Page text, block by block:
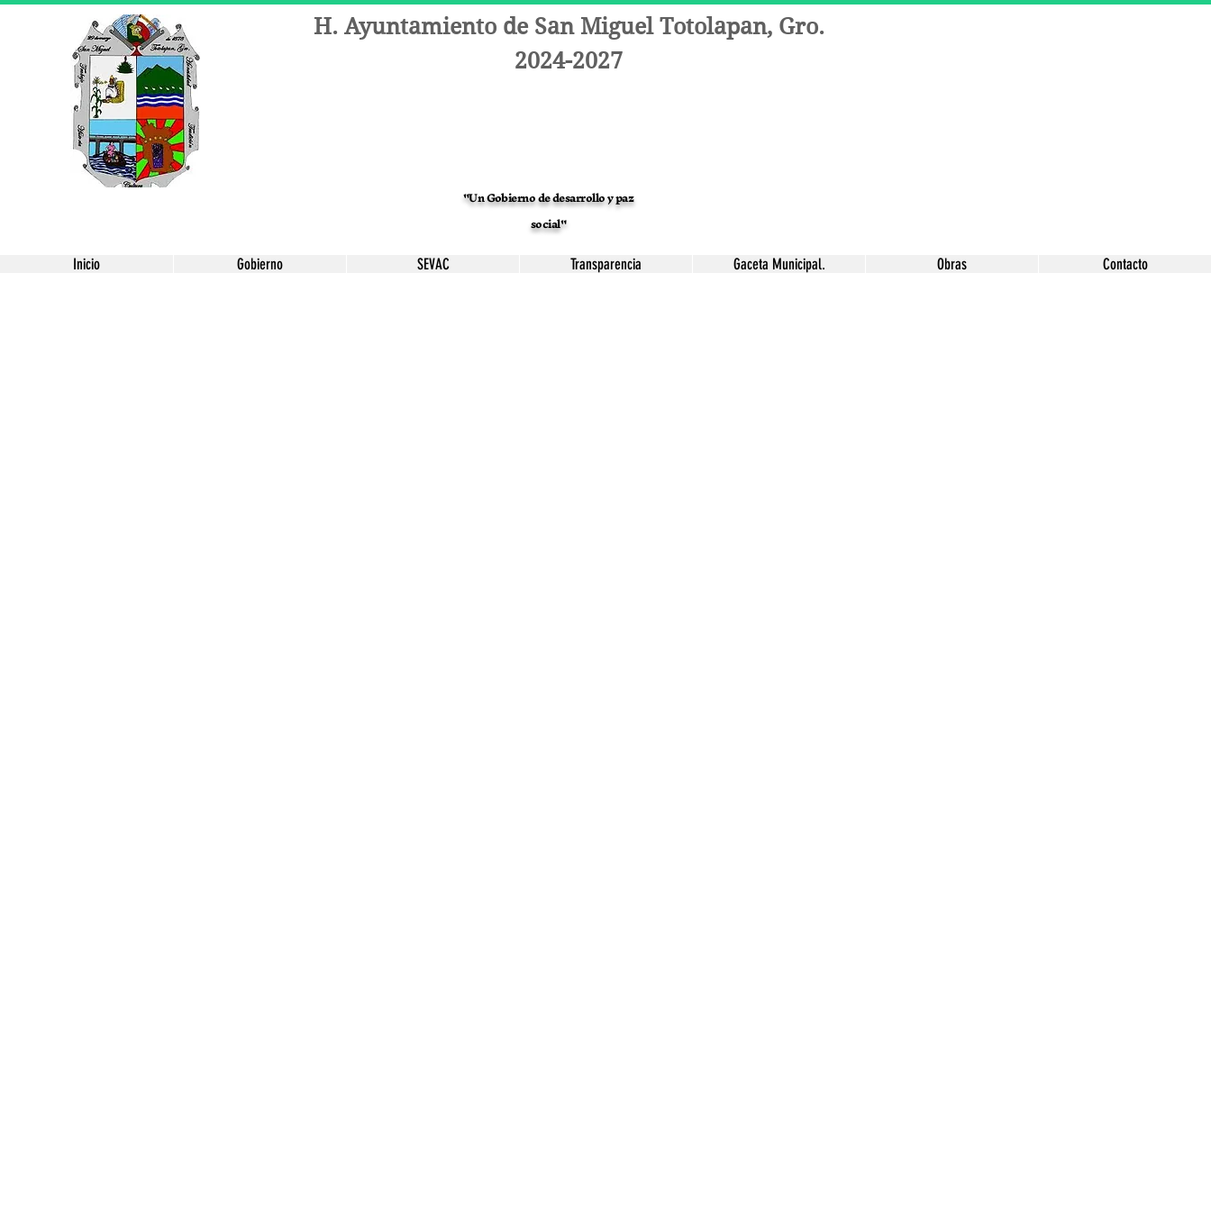
H. Ayuntamiento de San Miguel Totolapan, Gro.
2024-2027
"Un Gobierno de desarrollo y paz
social"
Inicio Gobierno SEVAC Transparencia Gaceta Municipal. Obras Contacto